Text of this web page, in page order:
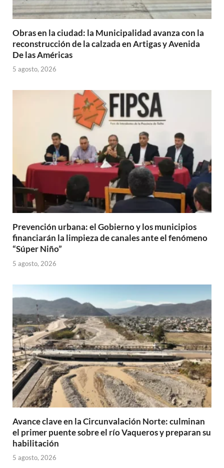
Obras en la ciudad: la Municipalidad avanza con la
reconstrucción de la calzada en Artigas y Avenida
De las Américas
5 agosto, 2026
Prevención urbana: el Gobierno y los municipios
financiarán la limpieza de canales ante el fenómeno
“Súper Niño”
5 agosto, 2026
Avance clave en la Circunvalación Norte: culminan
el primer puente sobre el río Vaqueros y preparan su
habilitación
5 agosto, 2026